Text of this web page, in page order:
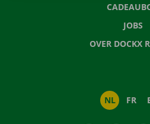
JOBS
OVER DOCKX
NL FR